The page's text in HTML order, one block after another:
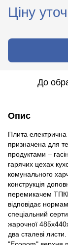
Ціну
До
Опис
Плита
призначена для
продуктами –
гарячих цехах
комунального
конструкція
перемикачем
відповідає
спеціальний
жарочної
два сталеві